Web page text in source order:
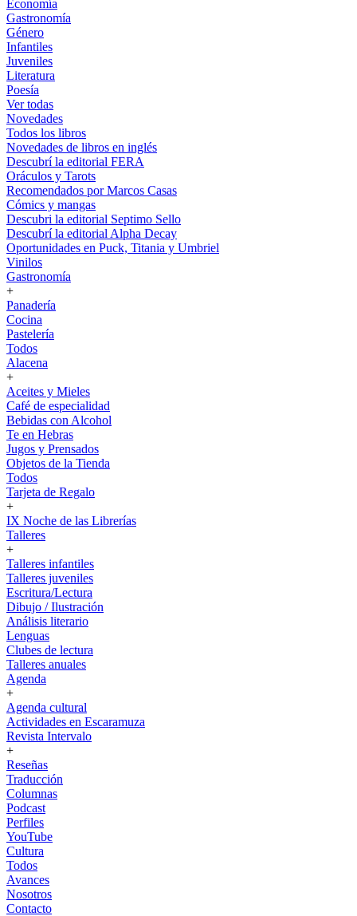
Economía
Gastronomía
Género
Infantiles
Juveniles
Literatura
Poesía
Ver todas
Novedades
Todos los libros
Novedades de libros en inglés
Descubrí la editorial FERA
Oráculos y Tarots
Recomendados por Marcos Casas
Cómics y mangas
Descubri la editorial Septimo Sello
Descubrí la editorial Alpha Decay
Oportunidades en Puck, Titania y Umbriel
Vinilos
Gastronomía
+
Panadería
Cocina
Pastelería
Todos
Alacena
+
Aceites y Mieles
Café de especialidad
Bebidas con Alcohol
Te en Hebras
Jugos y Prensados
Objetos de la Tienda
Todos
Tarjeta de Regalo
+
IX Noche de las Librerías
Talleres
+
Talleres infantiles
Talleres juveniles
Escritura/Lectura
Dibujo / Ilustración
Análisis literario
Lenguas
Clubes de lectura
Talleres anuales
Agenda
+
Agenda cultural
Actividades en Escaramuza
Revista Intervalo
+
Reseñas
Traducción
Columnas
Podcast
Perfiles
YouTube
Cultura
Todos
Avances
Nosotros
Contacto